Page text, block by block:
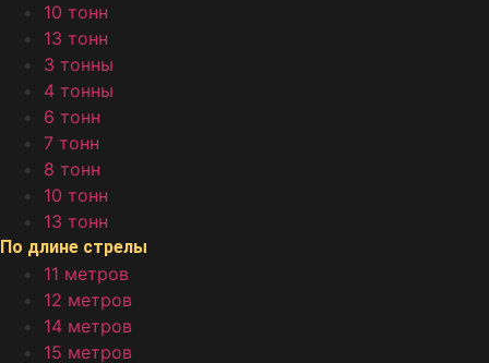
10 тонн
13 тонн
3 тонны
4 тонны
6 тонн
7 тонн
8 тонн
10 тонн
13 тонн
По длине стрелы
11 метров
12 метров
14 метров
15 метров